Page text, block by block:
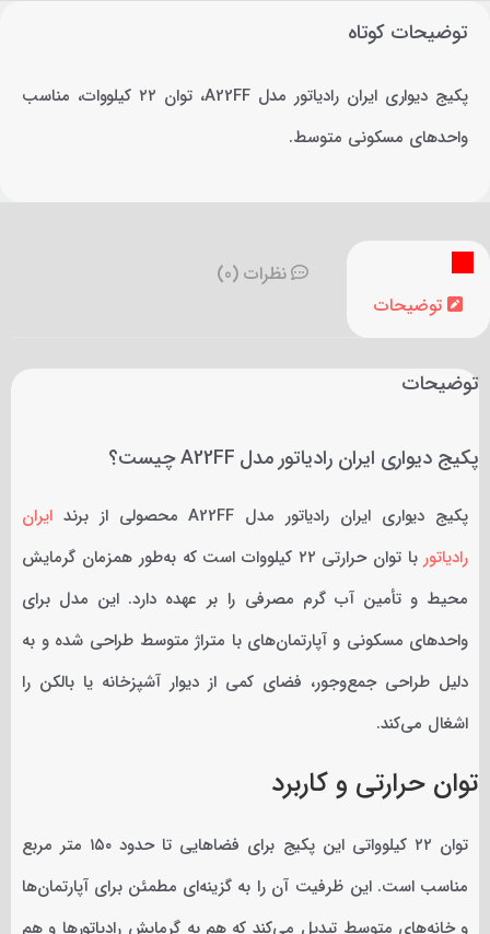
توضیحات کوتاه
پکیج دیواری ایران رادیاتور مدل A22FF، توان ۲۲ کیلووات، مناسب
واحدهای مسکونی متوسط.
توضیحات
نظرات (0)
توضیحات
پکیج دیواری ایران رادیاتور مدل A22FF چیست؟
پکیج دیواری ایران رادیاتور مدل A22FF محصولی از برند
ایران
رادیاتور
با توان حرارتی ۲۲ کیلووات است که به‌طور همزمان گرمایش
محیط و تأمین آب گرم مصرفی را بر عهده دارد. این مدل برای
واحدهای مسکونی و آپارتمان‌های با متراژ متوسط طراحی شده و به
دلیل طراحی جمع‌وجور، فضای کمی از دیوار آشپزخانه یا بالکن را
اشغال می‌کند.
توان حرارتی و کاربرد
توان ۲۲ کیلوواتی این پکیج برای فضاهایی تا حدود ۱۵۰ متر مربع
مناسب است. این ظرفیت آن را به گزینه‌ای مطمئن برای آپارتمان‌ها
و خانه‌های متوسط تبدیل می‌کند که هم به گرمایش رادیاتورها و هم